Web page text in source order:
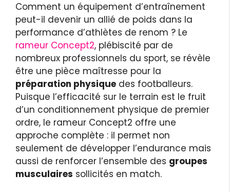
Comment un équipement d’entraînement
peut-il devenir un allié de poids dans la
performance d’athlètes de renom ? Le
rameur Concept2, plébiscité par de
nombreux professionnels du sport, se révèle
être une pièce maîtresse pour la
préparation physique des footballeurs.
Puisque l’efficacité sur le terrain est le fruit
d’un conditionnement physique de premier
ordre, le rameur Concept2 offre une
approche complète : il permet non
seulement de développer l’endurance mais
aussi de renforcer l’ensemble des groupes
musculaires sollicités en match.